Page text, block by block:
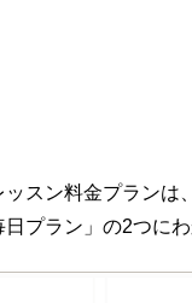
スン料金プランは
プラン」の2つにわ